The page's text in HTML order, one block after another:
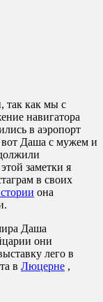
так как мы с
навигатора
в аэропорт
Даша с мужем и
заметки я
в своих
она
Даша
они
лего в
в Люцерне ,